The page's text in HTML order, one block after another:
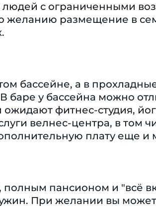
с ограниченными
размещение в
бассейне, а в
баре у бассейна можно
фитнес-студия,
велнес-центра, в том
плату еще и
полным пансионом и "всё
При желании вы